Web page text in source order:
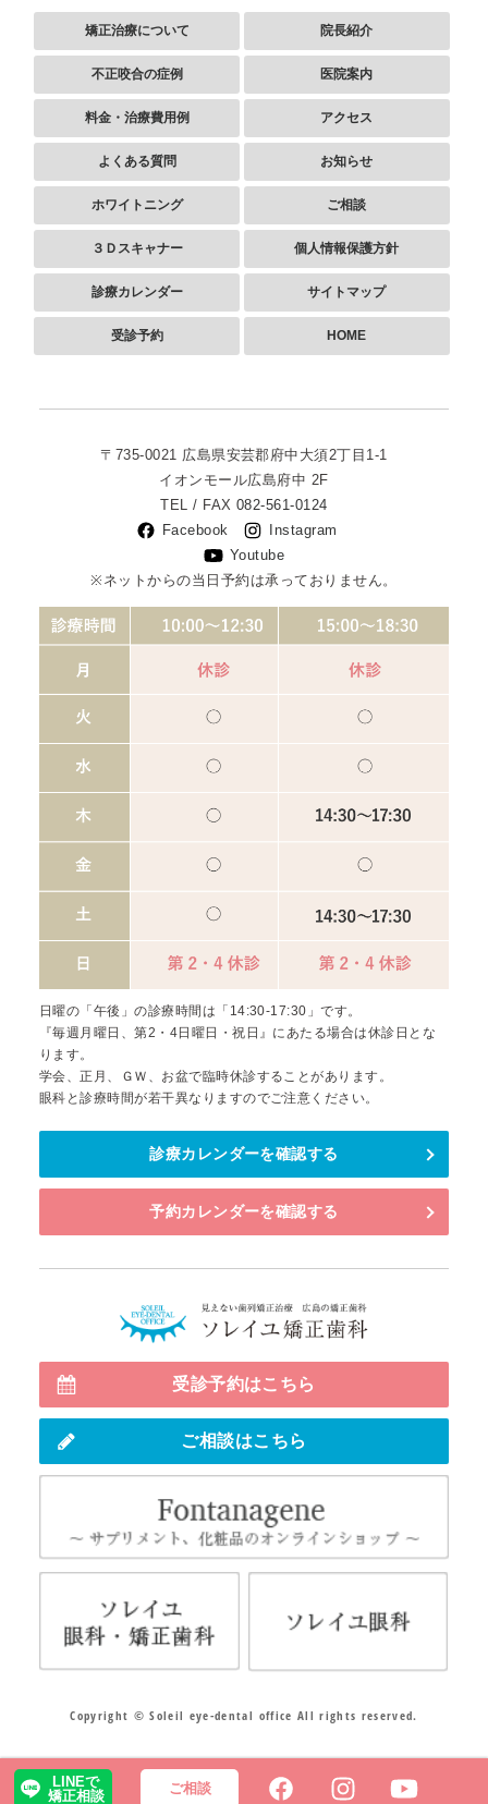
矯正治療について
不正咬合の症例
料金・治療費用例
よくある質問
ホワイトニング
３Ｄスキャナー
診療カレンダー
受診予約
院長紹介
医院案内
アクセス
お知らせ
ご相談
個人情報保護方針
サイトマップ
HOME
〒735-0021 広島県安芸郡府中大須2丁目1-1
イオンモール広島府中 2F
TEL / FAX082-561-0124
Facebook
Instagram
Youtube
※ネットからの当日予約は承っておりません。
日曜の「午後」の診療時間は「14:30-17:30」です。
『毎週月曜日、第2・4日曜日・祝日』にあたる場合は休診日とな
ります。
学会、正月、ＧＷ、お盆で臨時休診することがあります。
眼科と診療時間が若干異なりますのでご注意ください。
診療カレンダーを確認する
予約カレンダーを確認する
受診予約はこちら
ご相談はこちら
Copyright © Soleil eye-dental office All rights reserved.
LINEで
矯正相談
ご相談